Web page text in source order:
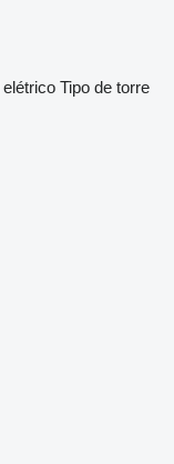
elétrico Tipo de torre